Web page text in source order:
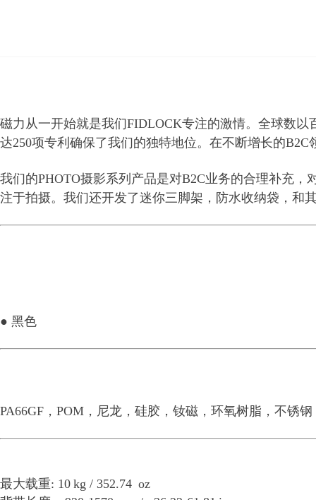
磁力从一开始就是我们FIDLOCK专注的激情。全球数
达250项专利确保了我们的独特地位。在不断增长的
我们的PHOTO摄影系列产品是对B2C业务的合理补充
注于拍摄。我们还开发了迷你三脚架，防水收纳袋，和
● 黑色
PA66GF，POM，尼龙，硅胶，钕磁，环氧树脂，不锈钢
最大载重: 10 kg / 352.74 oz